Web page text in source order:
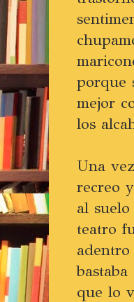
porque
mejor
los
Una
recreo
al
teatro
que lo